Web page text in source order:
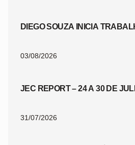
DIEGO SOUZA INICIA
03/08/2026
JEC REPORT – 24 A 30 DE
31/07/2026